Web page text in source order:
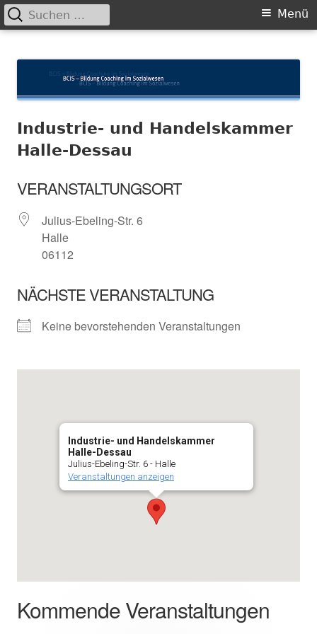
zum
Primäres
Menü
Suchen
nach:
Industrie- und Handelskammer
Halle-Dessau
VERANSTALTUNGSORT
Julius-Ebeling-Str. 6
Halle
06112
NÄCHSTE VERANSTALTUNG
Keine bevorstehenden Veranstaltungen
Industrie- und Handelskammer
Halle-Dessau
Julius-Ebeling-Str. 6 - Halle
Veranstaltungen anzeigen
Kommende Veranstaltungen